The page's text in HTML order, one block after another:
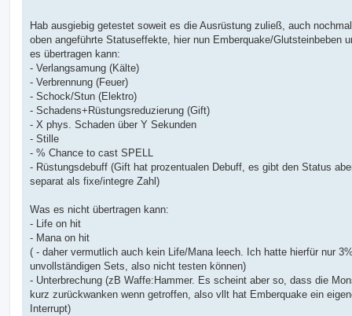
Hab ausgiebig getestet soweit es die Ausrüstung zuließ, auch
oben angeführte Statuseffekte, hier nun Emberquake/Glutsteinbeben
es übertragen kann:
- Verlangsamung (Kälte)
- Verbrennung (Feuer)
- Schock/Stun (Elektro)
- Schadens+Rüstungsreduzierung (Gift)
- X phys. Schaden über Y Sekunden
- Stille
- % Chance to cast SPELL
- Rüstungsdebuff (Gift hat prozentualen Debuff, es gibt den Status
separat als fixe/integre Zahl)
Was es nicht übertragen kann:
- Life on hit
- Mana on hit
( - daher vermutlich auch kein Life/Mana leech. Ich hatte hierfür nur
unvollständigen Sets, also nicht testen können)
- Unterbrechung (zB Waffe:Hammer. Es scheint aber so, dass die
kurz zurückwanken wenn getroffen, also vllt hat Emberquake ein
Interrupt)